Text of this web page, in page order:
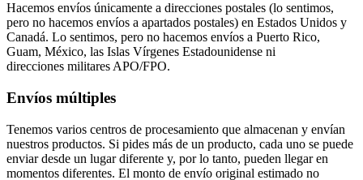
Hacemos envíos únicamente a direcciones postales (lo sentimos,
pero no hacemos envíos a apartados postales) en Estados Unidos y
Canadá. Lo sentimos, pero no hacemos envíos a Puerto Rico,
Guam, México, las Islas Vírgenes Estadounidense ni
direcciones militares APO/FPO.
Envíos múltiples
Tenemos varios centros de procesamiento que almacenan y envían
nuestros productos. Si pides más de un producto, cada uno se puede
enviar desde un lugar diferente y, por lo tanto, pueden llegar en
momentos diferentes. El monto de envío original estimado no